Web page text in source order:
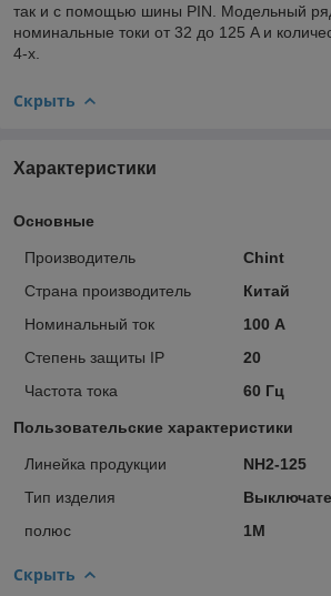
так и с помощью шины PIN. Модельный
номинальные токи от 32 до 125 A и
4-х.
Скрыть
Характеристики
Основные
Производитель
Chint
Страна производитель
Китай
Номинальный ток
100 А
Степень защиты IP
20
Частота тока
60 Гц
Пользовательские характеристики
Линейка продукции
NH2-125
Тип изделия
полюс
1М
Скрыть